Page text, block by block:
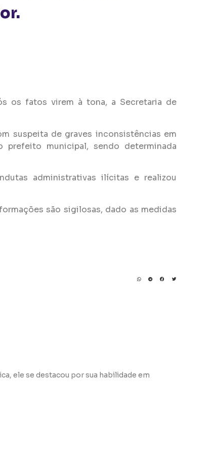
os fatos virem à tona, a Secretaria de
suspeita de graves inconsistências em
municipal, sendo determinada
administrativas ilícitas e realizou
são sigilosas, dado as medidas
ele se destacou por sua habilidade em